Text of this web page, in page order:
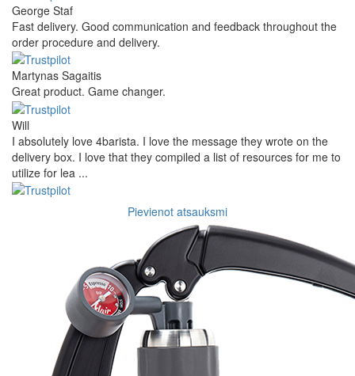
George Staf
Fast delivery. Good communication and feedback throughout the
order procedure and delivery.
Martynas Sagaitis
Great product. Game changer.
Will
I absolutely love 4barista. I love the message they wrote on the
delivery box. I love that they compiled a list of resources for me to
utilize for lea ...
Pievienot atsauksmi